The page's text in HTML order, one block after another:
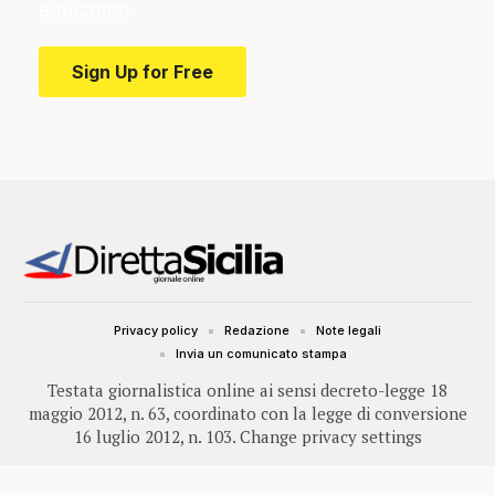
Sign Up for Free
Testata giornalistica online ai sensi decreto-legge 18
maggio 2012, n. 63, coordinato con la legge di conversione
16 luglio 2012, n. 103. Change privacy settings
Privacy policy Redazione
Note legali
Invia un comunicato stampa